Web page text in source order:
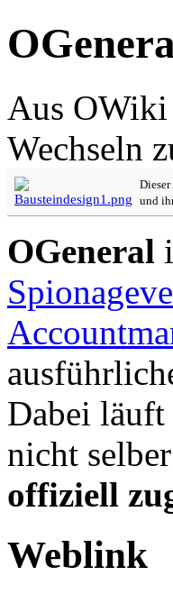
Aus OWiki
Wechseln
und
OGeneral
Dabei läuft
nicht
offiziell
Weblink